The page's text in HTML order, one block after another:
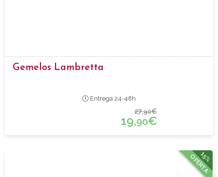
Gemelos Lambretta
Entrega 24-48h
27,90€
19,90€
15%
OFERTA